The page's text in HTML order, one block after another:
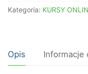
Piłki
Instruktor
-
Kategoria: KURSY
Opis Informacje